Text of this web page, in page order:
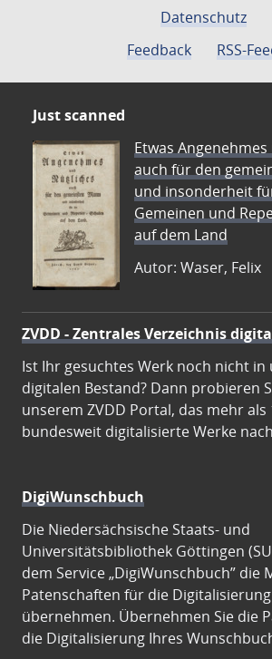
Datenschutz
Feedback
RSS-
Just scanned
Etwas
auch für den
und insonderheit
Gemeinen und
auf dem Land
Autor: Waser, Felix
ZVDD - Zentrales Verzeichnis
Ist Ihr gesuchtes Werk noch nicht in
digitalen Bestand? Dann probieren
unserem ZVDD Portal, das mehr als
bundesweit digitalisierte Werke
DigiWunschbuch
Die Niedersächsische Staats- und
Universitätsbibliothek Göttingen
dem Service „DigiWunschbuch” die
Patenschaften für die
übernehmen. Übernehmen Sie die
die Digitalisierung Ihres